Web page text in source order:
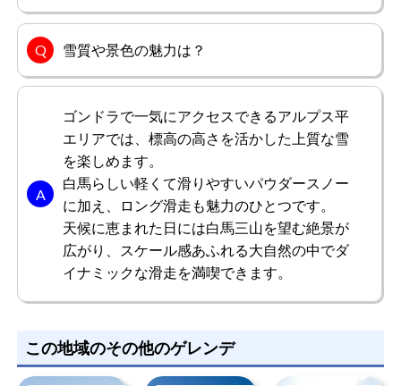
雪質や景色の魅力は？
ゴンドラで一気にアクセスできるアルプス平
エリアでは、標高の高さを活かした上質な雪
を楽しめます。
白馬らしい軽くて滑りやすいパウダースノー
に加え、ロング滑走も魅力のひとつです。
天候に恵まれた日には白馬三山を望む絶景が
広がり、スケール感あふれる大自然の中でダ
イナミックな滑走を満喫できます。
この地域のその他のゲレンデ